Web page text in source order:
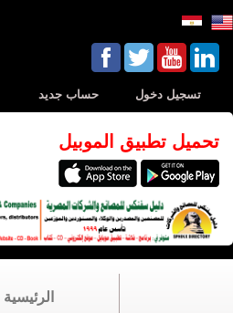
تسجيل دخول حساب جديد
تحميل تطبيق الموبيل
الرئيسية